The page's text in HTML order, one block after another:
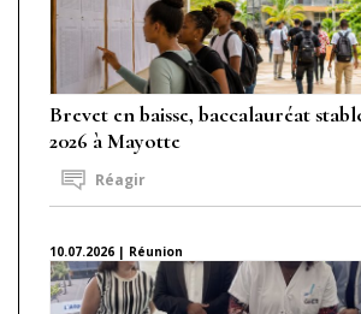
Brevet en baisse, baccalauréat
2026 à Mayotte
Réagir
10.07.2026 | Réunion